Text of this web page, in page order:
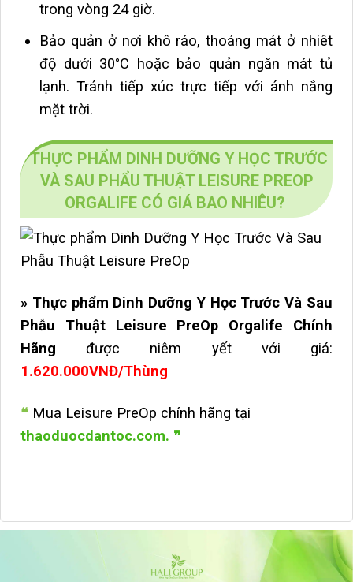
trong vòng 24 giờ.
Bảo quản ở nơi khô ráo, thoáng mát ở nhiêt
độ dưới 30°C hoặc bảo quản ngăn mát tủ
lạnh. Tránh tiếp xúc trực tiếp với ánh nắng
mặt trời.
THỰC PHẨM DINH DƯỠNG Y HỌC TRƯỚC
VÀ SAU PHẨU THUẬT LEISURE PREOP
ORGALIFE CÓ GIÁ BAO NHIÊU?
» Thực phẩm Dinh Dưỡng Y Học Trước Và Sau
Phẫu Thuật Leisure PreOp Orgalife Chính
Hãng được niêm yết với giá:
1.620.000VNĐ/Thùng
❝ Mua Leisure PreOp chính hãng tại
thaoduocdantoc.com. ❞